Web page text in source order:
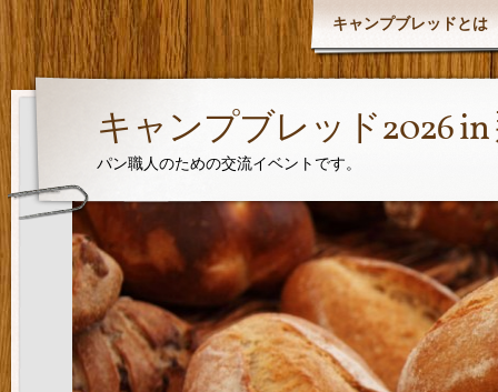
キャンプブレッドとは
キャンプブレッド2026
パン職人のための交流イベントです。